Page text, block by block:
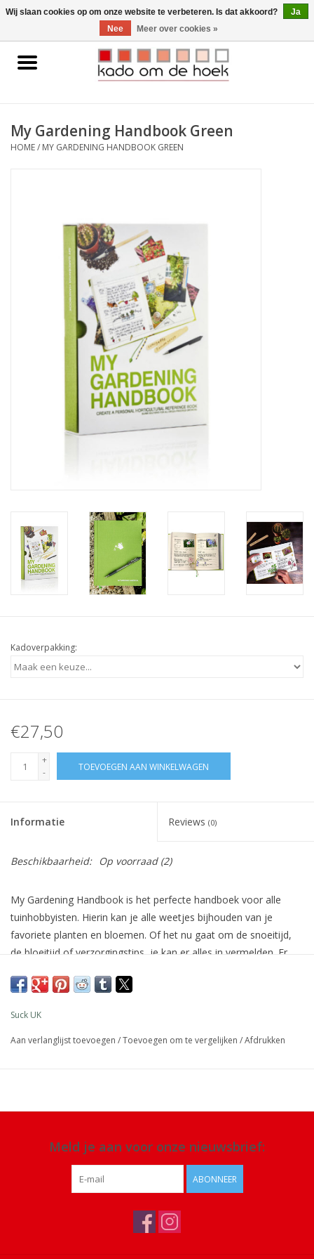
0 Artikelen - €0,00
Home
Gadgets
My Gardening Handbook Green
HOME/ MY GARDENING HANDBOOK GREEN
Kadoverpakking:
€27,50
+
-
TOEVOEGEN AAN WINKELWAGEN
Informatie Reviews (0)
Beschikbaarheid: Op voorraad(2)
My Gardening Handbook is het perfecte handboek voor alle
tuinhobbyisten. Hierin kan je alle weetjes bijhouden van je
favoriete planten en bloemen. Of het nu gaat om de snoeitijd,
de bloeitijd of verzorgingstips, je kan er alles in vermelden. Er
handige tips over planten in de tuin. Overige informatie in dit
Suck UK
Aan verlanglijst toevoegen /Toevoegen om te vergelijken /Afdrukken
Meld je aan voor onze nieuwsbrief:
ABONNEER
Wij slaan cookies op om onze website te verbeteren. Is dat akkoord?
Ja
Nee
Meer over cookies »